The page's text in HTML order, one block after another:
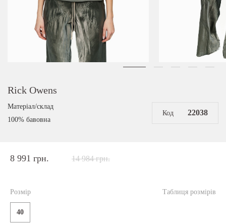
Rick Owens
Матеріал/склад
100% бавовна
Код 22038
8 991 грн. 14 984 грн.
Таблиця розмірів
Розмір
40